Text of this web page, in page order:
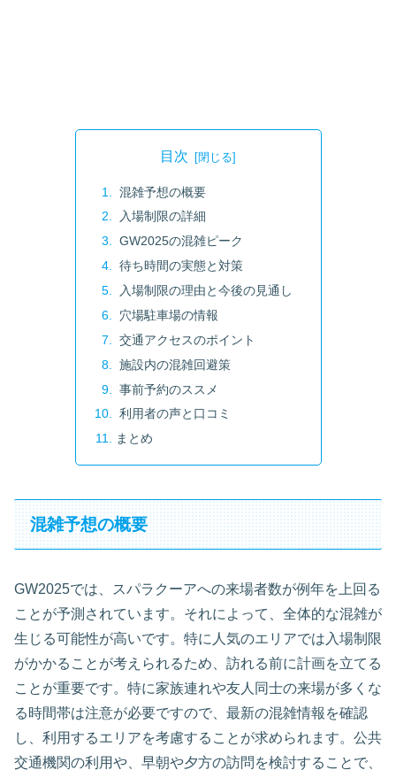
目次
混雑予想の概要
入場制限の詳細
GW2025の混雑ピーク
待ち時間の実態と対策
入場制限の理由と今後の見通し
穴場駐車場の情報
交通アクセスのポイント
施設内の混雑回避策
事前予約のススメ
利用者の声と口コミ
まとめ
混雑予想の概要
GW2025では、スパラクーアへの来場者数が例年を上回る
ことが予測されています。それによって、全体的な混雑が
生じる可能性が高いです。特に人気のエリアでは入場制限
がかかることが考えられるため、訪れる前に計画を立てる
ことが重要です。特に家族連れや友人同士の来場が多くな
る時間帯は注意が必要ですので、最新の混雑情報を確認
し、利用するエリアを考慮することが求められます。公共
交通機関の利用や、早朝や夕方の訪問を検討することで、